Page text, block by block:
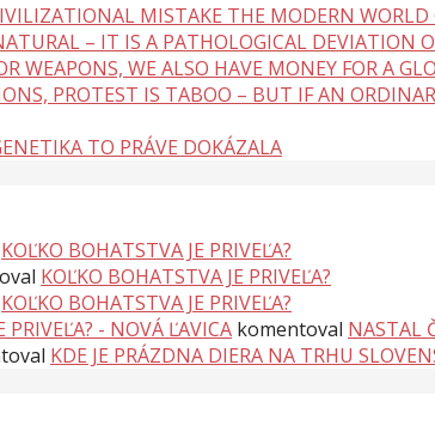
MISTAKE THE MODERN WORLD
– IT IS A PATHOLOGICAL DEVIATION
WEAPONS, WE ALSO HAVE MONEY FOR A
PROTEST IS TABOO – BUT IF AN
TO PRÁVE DOKÁZALA
KOĽKO BOHATSTVA JE PRIVEĽA?
KOĽKO BOHATSTVA JE PRIVEĽA?
KOĽKO BOHATSTVA JE PRIVEĽA?
PRIVEĽA? - NOVÁ ĽAVICA komentoval NASTAL
KDE JE PRÁZDNA DIERA NA TRHU